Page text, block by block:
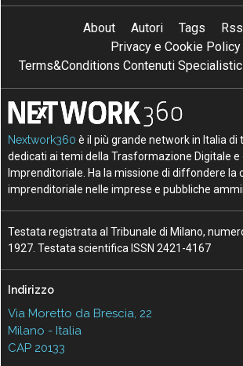
About Autori Tags
Privacy e Cookie Policy
Terms&Conditions Contenuti
Nextwork360 è il più grande network in Italia di
dedicati ai temi della Trasformazione Digitale e
Imprenditoriale. Ha la missione di diffondere la
imprenditoriale nelle imprese e pubbliche
Testata registrata al Tribunale di Milano,
1927. Testata scientifica ISSN 2421-4167
Indirizzo
Via Moretto da Brescia, 22
Milano - Italia
CAP 20133